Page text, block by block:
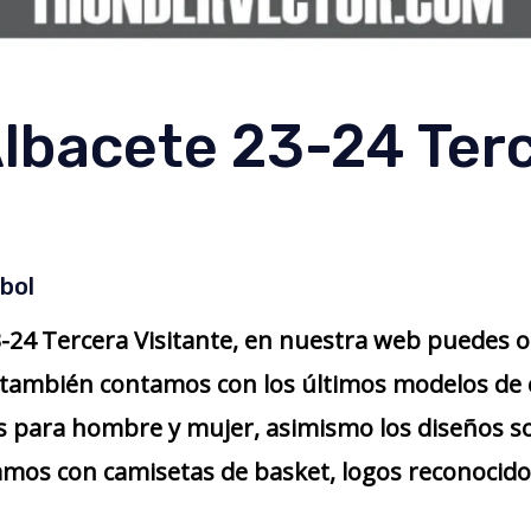
23-24
24 Tercera Visitante, en nuestra web puedes
contamos con los últimos modelos de
hombre y mujer, asimismo los diseños
con camisetas de basket, logos